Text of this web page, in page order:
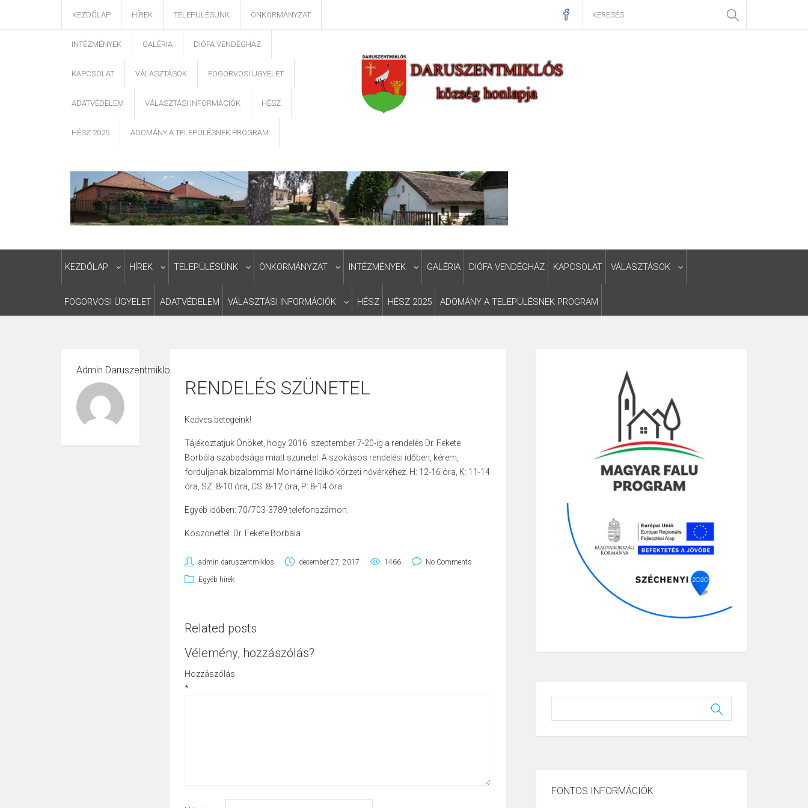
KEZDŐLAP HÍREK TELEPÜLÉSÜNK ÖNKORMÁNYZAT
INTÉZMÉNYEK GALÉRIA DIÓFA VENDÉGHÁZ
KAPCSOLAT VÁLASZTÁSOK FOGORVOSI ÜGYELET
ADATVÉDELEM VÁLASZTÁSI INFORMÁCIÓK HÉSZ
HÉSZ 2025 ADOMÁNY A TELEPÜLÉSNEK PROGRAM
KEZDŐLAP HÍREK TELEPÜLÉSÜNK ÖNKORMÁNYZAT INTÉZMÉNYEK GALÉRIA DIÓFA VENDÉGHÁZ KAPCSOLAT VÁLASZTÁSOK
FOGORVOSI ÜGYELET ADATVÉDELEM VÁLASZTÁSI INFORMÁCIÓK HÉSZ HÉSZ 2025 ADOMÁNY A TELEPÜLÉSNEK PROGRAM
Admin.daruszentmiklos
RENDELÉS SZÜNETEL
Kedves betegeink!
Tájékoztatjuk Önöket, hogy 2016. szeptember 7-20-ig a rendelés Dr. Fekete
Borbála szabadsága miatt szünetel. A szokásos rendelési időben, kérem,
forduljanak bizalommal Molnárné Ildikó körzeti nővérkéhez. H: 12-16 óra, K: 11-14
óra, SZ: 8-10 óra, CS: 8-12 óra, P: 8-14 óra.
Egyéb időben: 70/703-3789 telefonszámon.
Köszönettel: Dr. Fekete Borbála
admin.daruszentmiklos december 27, 2017 1466 No Comments
Egyéb hírek
Related posts
Vélemény, hozzászólás?
Hozzászólás
*
FONTOS INFORMÁCIÓK